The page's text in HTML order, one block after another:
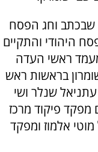
שבכתב וחג הפסח
היהודי והתקיים
ראשי העדה
בראשות ראש
שנלר ושי
מפקד פיקוד מרכז
אלמוז ומפקד